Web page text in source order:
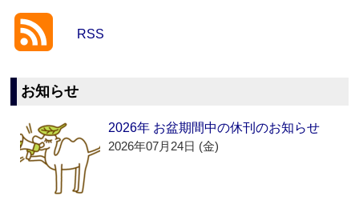
RSS
お知らせ
2026年 お盆期間中の休刊のお知らせ
2026年07月24日 (金)